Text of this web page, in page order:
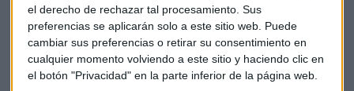
el derecho de rechazar tal procesamiento. Sus
preferencias se aplicarán solo a este sitio web. Puede
cambiar sus preferencias o retirar su consentimiento en
cualquier momento volviendo a este sitio y haciendo clic en
el botón "Privacidad" en la parte inferior de la página web.
Filtrado de clientes potenciales con formularios
instantáneos: lasempresas pronto podrán buscar
clientes potenciales más prometedores con el filtrado de
clientes potenciales en los formularios instantáneos de